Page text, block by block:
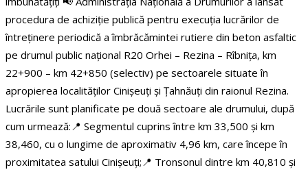
procedura de achiziție publică pentru execuția lucrărilor de
întreținere periodică a îmbrăcămintei rutiere din beton asfaltic
pe drumul public național R20 Orhei – Rezina – Rîbnița, km
22+900 – km 42+850 (selectiv) pe sectoarele situate în
apropierea localităților Cinișeuți și Țahnăuți din raionul Rezina.
Lucrările sunt planificate pe două sectoare ale drumului, după
cum urmează:📍 Segmentul cuprins între km 33,500 și km
38,460, cu o lungime de aproximativ 4,96 km, care începe în
proximitatea satului Cinișeuți;📍 Tronsonul dintre km 40,810 și